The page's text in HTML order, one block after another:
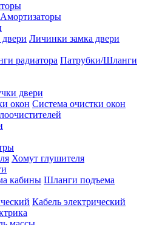
Амортизаторы
Личинки замка двери
Патрубки/Шланги
двери
Система очистки окон
Хомут глушителя
Шланги подъема
Кабель электрический